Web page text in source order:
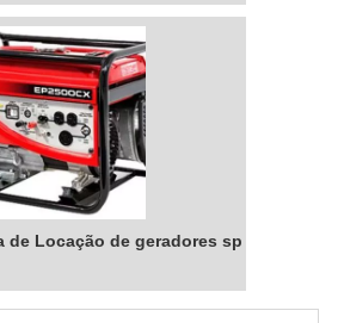
de Locação de geradores sp